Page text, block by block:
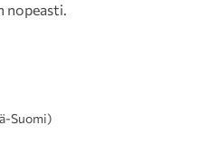
nopeasti.
Suomi)